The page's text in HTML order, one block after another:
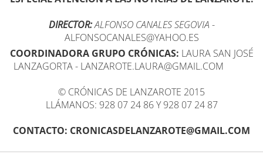
DIRECTOR:ALFONSO CANALES SEGOVIA -
ALFONSOCANALES@YAHOO.ES
COORDINADORA GRUPO CRÓNICAS: LAURA SAN JOSÉ
LANZAGORTA - LANZAROTE.LAURA@GMAIL.COM
© CRÓNICAS DE LANZAROTE 2015
LLÁMANOS: 928 07 24 86 Y 928 07 24 87
CONTACTO: CRONICASDELANZAROTE@GMAIL.COM